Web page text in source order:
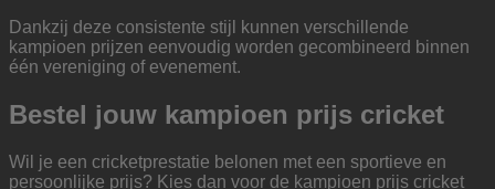
Dankzij deze consistente stijl kunnen verschillende
kampioen prijzen eenvoudig worden gecombineerd binnen
één vereniging of evenement.
Bestel jouw kampioen prijs cricket
Wil je een cricketprestatie belonen met een sportieve en
persoonlijke prijs? Kies dan voor de kampioen prijs cricket